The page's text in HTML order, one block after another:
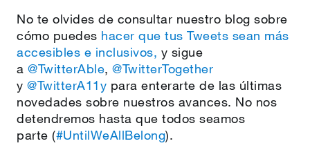
No te olvides de consultar nuestro blog sobre
cómo puedes hacer que tus Tweets sean más
accesibles e inclusivos, y sigue
a @TwitterAble, @TwitterTogether
y @TwitterA11y para enterarte de las últimas
novedades sobre nuestros avances. No nos
detendremos hasta que todos seamos
parte (#UntilWeAllBelong).